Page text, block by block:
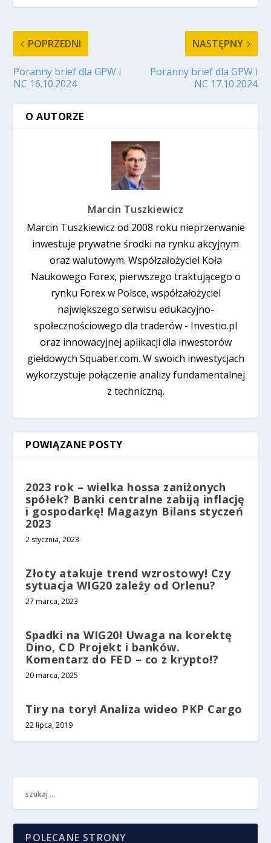
POPRZEDNI
Poranny brief dla GPW i
NC 16.10.2024
NASTĘPNY
Poranny brief dla GPW i
NC 17.10.2024
O AUTORZE
Marcin Tuszkiewicz
Marcin Tuszkiewicz od 2008 roku nieprzerwanie
inwestuje prywatne środki na rynku akcyjnym
oraz walutowym. Współzałożyciel Koła
Naukowego Forex, pierwszego traktującego o
rynku Forex w Polsce, współzałożyciel
największego serwisu edukacyjno-
społecznościowego dla traderów - Investio.pl
oraz innowacyjnej aplikacji dla inwestorów
giełdowych Squaber.com. W swoich inwestycjach
wykorzystuje połączenie analizy fundamentalnej
z techniczną.
POWIĄZANE POSTY
2023 rok – wielka hossa zaniżonych
spółek? Banki centralne zabiją inflację
i gospodarkę! Magazyn Bilans styczeń
2023
2 stycznia, 2023
Złoty atakuje trend wzrostowy! Czy
sytuacja WIG20 zależy od Orlenu?
27 marca, 2023
Spadki na WIG20! Uwaga na korektę
Dino, CD Projekt i banków.
Komentarz do FED – co z krypto!?
20 marca, 2025
Tiry na tory! Analiza wideo PKP Cargo
22 lipca, 2019
POLECANE STRONY